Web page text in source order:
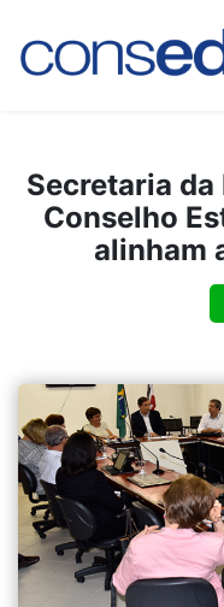
Secretaria da
Conselho
alinham